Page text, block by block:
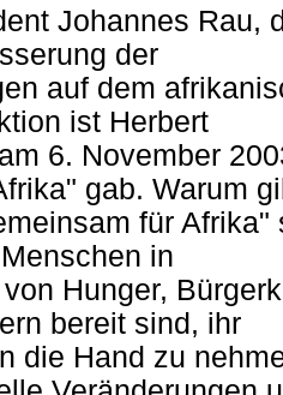
Johannes Rau,
der
auf dem
ist Herbert
6. November
gab. Warum
für
in
Hunger,
bereit sind, ihr
die Hand zu